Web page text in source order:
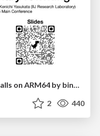
2 440